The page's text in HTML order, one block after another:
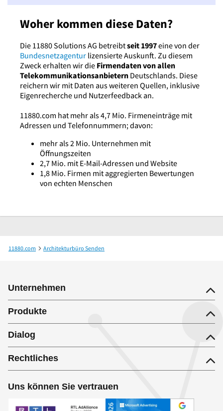
Woher kommen diese Daten?
Die 11880 Solutions AG betreibtseit 1997eine von der
Bundesnetzagentur lizensierte Auskunft. Zu diesem
Zweck erhalten wir die Firmendaten von allen
Telekommunikationsanbietern Deutschlands. Diese
reichern wir mit Daten aus weiteren Quellen, inklusive
Eigenrecherche und Nutzerfeedback an.
11880.com hat mehr als 4,7 Mio. Firmeneinträge mit
Adressen und Telefonnummern; davon:
mehr als 2 Mio. Unternehmen mit
Öffnungszeiten
2,7 Mio. mit E-Mail-Adressen und Website
1,8 Mio. Firmen mit aggregierten Bewertungen
von echten Menschen
11880.com
Architekturbüro Senden
Unternehmen
Produkte
Dialog
Rechtliches
Uns können Sie vertrauen